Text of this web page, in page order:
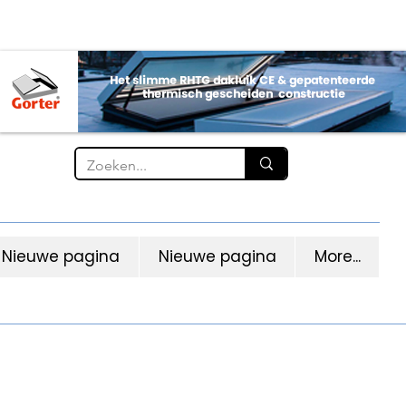
Nieuwe pagina Nieuwe pagina More...